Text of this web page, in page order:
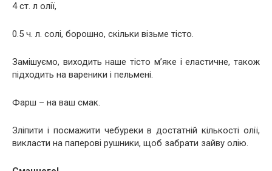
4 ст. л олії,
0.5 ч. л. солі, борошно, скільки візьме тісто.
Замішуємо, виходить наше тісто м’яке і еластичне, також
підходить на вареники і пельмені.
Фарш – на ваш смак.
Зліпити і посмажити чебуреки в достатній кількості олії,
викласти на паперові рушники, щоб забрати зайву олію.